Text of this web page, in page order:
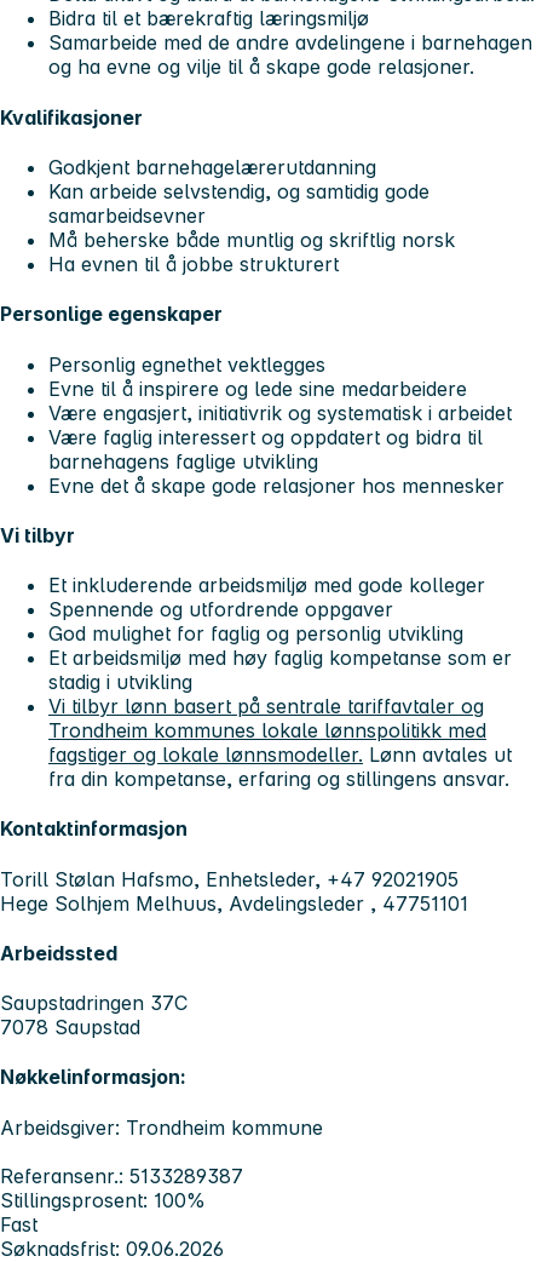
Bidra til et bærekraftig læringsmiljø
Samarbeide med de andre avdelingene i barnehagen
og ha evne og vilje til å skape gode relasjoner.
Kvalifikasjoner
Godkjent barnehagelærerutdanning
Kan arbeide selvstendig, og samtidig gode
samarbeidsevner
Må beherske både muntlig og skriftlig norsk
Ha evnen til å jobbe strukturert
Personlige egenskaper
Personlig egnethet vektlegges
Evne til å inspirere og lede sine medarbeidere
Være engasjert, initiativrik og systematisk i arbeidet
Være faglig interessert og oppdatert og bidra til
barnehagens faglige utvikling
Evne det å skape gode relasjoner hos mennesker
Vi tilbyr
Et inkluderende arbeidsmiljø med gode kolleger
Spennende og utfordrende oppgaver
God mulighet for faglig og personlig utvikling
Et arbeidsmiljø med høy faglig kompetanse som er
stadig i utvikling
Vi tilbyr lønn basert på sentrale tariffavtaler og
Trondheim kommunes lokale lønnspolitikk med
fagstiger og lokale lønnsmodeller. Lønn avtales ut
fra din kompetanse, erfaring og stillingens ansvar.
Kontaktinformasjon
Torill Stølan Hafsmo, Enhetsleder, +47 92021905
Hege Solhjem Melhuus, Avdelingsleder , 47751101
Arbeidssted
Saupstadringen 37C
7078 Saupstad
Nøkkelinformasjon:
Arbeidsgiver: Trondheim kommune
Referansenr.: 5133289387
Stillingsprosent: 100%
Fast
Søknadsfrist: 09.06.2026